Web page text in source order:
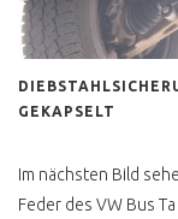
BIELEFELD
GARANTIE &
BUNDESWEHR
RÜCKLÄUFER
GEKAPSELT
Im nächsten Bild
Feder des VW Bus